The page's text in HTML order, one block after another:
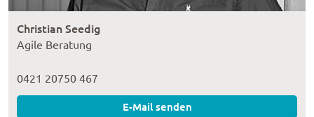
Christian Seedig
Agile Beratung
0421 20750 467
E-Mail senden